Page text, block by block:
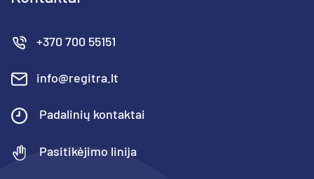
+370 700 55151
info@regitra.lt
Padalinių kontaktai
Pasitikėjimo linija